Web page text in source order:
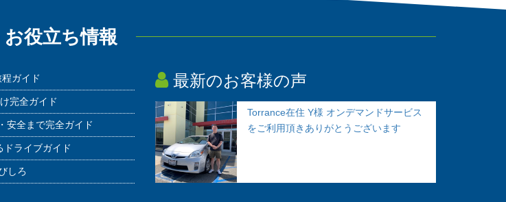
お役立ち情報
ガイド
完全ガイド
安全まで完全ガイド
ドライブガイド
しろ
最新のお客様の声
Torrance在住 Y様 オンデマンドサービス
をご利用頂きありがとうございます